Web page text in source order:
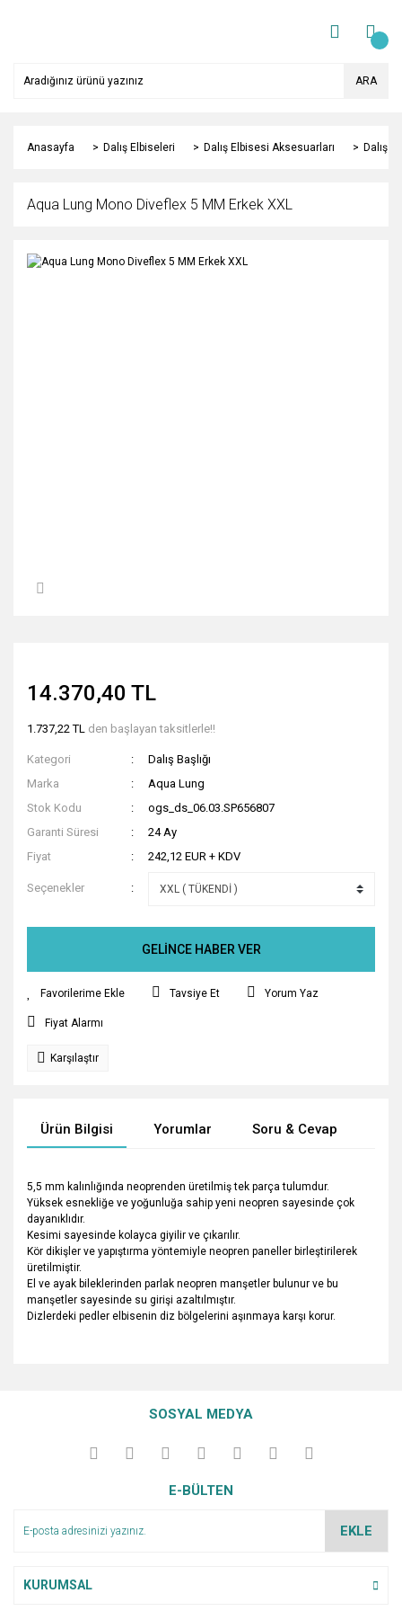
ARA
Anasayfa Dalış Elbiseleri Dalış Elbisesi Aksesuarları Dalış
Aqua Lung Mono Diveflex 5 MM Erkek XXL
14.370,40 TL
1.737,22 TL den başlayan taksitlerle!!
Kategori
Dalış Başlığı
Marka
Aqua Lung
Stok Kodu
ogs_ds_06.03.SP656807
Garanti Süresi
24 Ay
Fiyat
242,12 EUR + KDV
Seçenekler
GELİNCE HABER VER
Tavsiye Et Yorum Yaz
Fiyat Alarmı
Karşılaştır
Ürün Bilgisi Yorumlar Soru & Cevap
5,5 mm kalınlığında neoprenden üretilmiş tek parça tulumdur.
Yüksek esnekliğe ve yoğunluğa sahip yeni neopren sayesinde çok
dayanıklıdır.
Kesimi sayesinde kolayca giyilir ve çıkarılır.
Kör dikişler ve yapıştırma yöntemiyle neopren paneller birleştirilerek
üretilmiştir.
El ve ayak bileklerinden parlak neopren manşetler bulunur ve bu
manşetler sayesinde su girişi azaltılmıştır.
Dizlerdeki pedler elbisenin diz bölgelerini aşınmaya karşı korur.
Yorum Yaz
kullanarak tarafımıza iletebilirsiniz.
Görüş ve önerileriniz için teşekkür ederiz.
Ürün açıklamasında eksik bilgiler bulunuyor.
SOSYAL MEDYA
E-BÜLTEN
EKLE
KURUMSAL